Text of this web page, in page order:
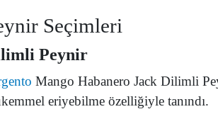
Seçimleri
Peynir
Mango Habanero Jack Dilimli
eriyebilme özelliğiyle tanındı.